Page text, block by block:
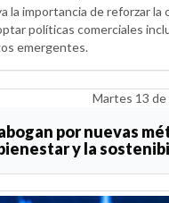
la importancia de reforzar la
políticas comerciales
emergentes.
Martes 13
por nuevas
y la